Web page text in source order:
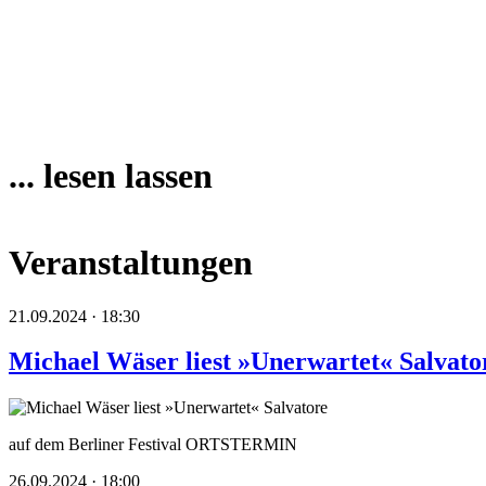
... lesen lassen
Veranstaltungen
21.09.2024 · 18:30
Michael Wäser liest »Unerwartet«
auf dem Berliner Festival ORTSTERMIN
26.09.2024 · 18:00